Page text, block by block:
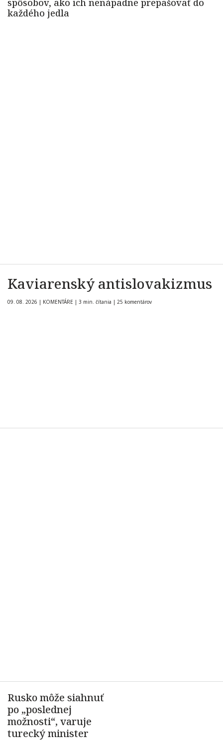
Kaviarenský antislovakizmus
09. 08. 2026 | KOMENTÁRE | 3 min. čítania | 25 komentárov
Rusko môže siahnuť
po „poslednej
možnosti“, varuje
turecký minister